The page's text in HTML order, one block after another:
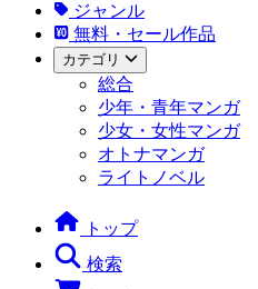
ジャンル
無料・セール作品
カテゴリ
総合
少年・青年マンガ
少女・女性マンガ
オトナマンガ
ライトノベル
トップ
検索